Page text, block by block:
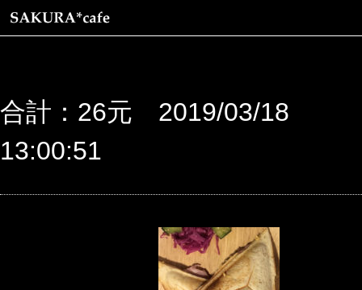
合計：26元 2019/03/18
13:00:51